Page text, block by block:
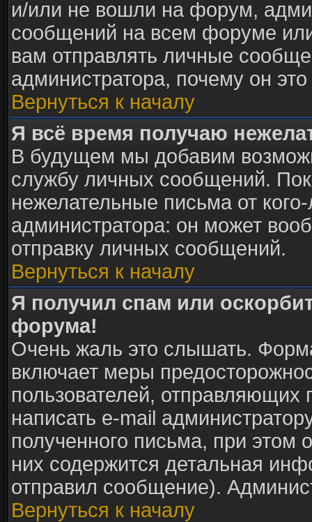
и/или не вошли на форум,
сообщений на всем форуме
вам отправлять личные
администратора, почему он
Вернуться к началу
Я всё время получаю
В будущем мы добавим
службу личных сообщений.
нежелательные письма от
администратора: он может
отправку личных сообщений.
Вернуться к началу
Я получил спам или
форума!
Очень жаль это слышать.
включает меры
пользователей,
написать e-mail
полученного письма, при этом
них содержится детальная
отправил сообщение).
Вернуться к началу